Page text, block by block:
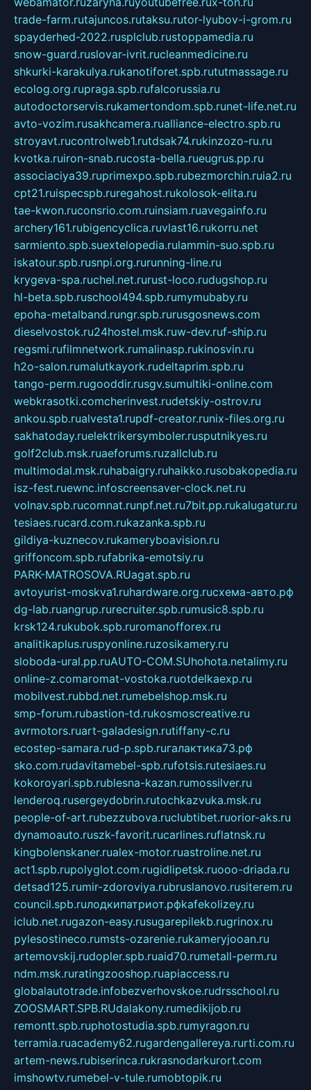
trade-farm.rutajuncos.rutaksu.rutor-lyubov-i-grom.ru
spayderhed-2022.rusplclub.rustoppamedia.ru
snow-guard.ruslovar-ivrit.rucleanmedicine.ru
shkurki-karakulya.rukanotiforet.spb.rututmassage.ru
ecolog.org.rupraga.spb.rufalcorussia.ru
autodoctorservis.rukamertondom.spb.runet-life.net.ru
avto-vozim.rusakhcamera.rualliance-electro.spb.ru
stroyavt.rucontrolweb1.rutdsak74.rukinzozo-ru.ru
kvotka.ruiron-snab.rucosta-bella.rueugrus.pp.ru
associaciya39.ruprimexpo.spb.rubezmorchin.ruia2.ru
cpt21.ruispecspb.ruregahost.rukolosok-elita.ru
tae-kwon.ruconsrio.com.ruinsiam.ruavegainfo.ru
archery161.rubigencyclica.ruvlast16.rukorru.net
sarmiento.spb.suextelopedia.rulammin-suo.spb.ru
iskatour.spb.rusnpi.org.rurunning-line.ru
krygeva-spa.ruchel.net.rurust-loco.rudugshop.ru
hl-beta.spb.ruschool494.spb.rumymubaby.ru
epoha-metalband.rungr.spb.rurusgosnews.com
dieselvostok.ru24hostel.msk.ruw-dev.ruf-ship.ru
regsmi.rufilmnetwork.rumalinasp.rukinosvin.ru
h2o-salon.rumalutkayork.rudeltaprim.spb.ru
tango-perm.rugooddir.rusgv.sumultiki-online.com
webkrasotki.comcherinvest.rudetskiy-ostrov.ru
ankou.spb.rualvesta1.rupdf-creator.runix-files.org.ru
sakhatoday.ruelektrikersymboler.rusputnikyes.ru
golf2club.msk.ruaeforums.ruzallclub.ru
multimodal.msk.ruhabaigry.ruhaikko.rusobakopedia.ru
isz-fest.ruewnc.infoscreensaver-clock.net.ru
volnav.spb.rucomnat.runpf.net.ru7bit.pp.rukalugatur.ru
tesiaes.rucard.com.rukazanka.spb.ru
gildiya-kuznecov.rukameryboavision.ru
griffoncom.spb.rufabrika-emotsiy.ru
PARK-MATROSOVA.RUagat.spb.ru
avtoyurist-moskva1.ruhardware.org.ruсхема-авто.рф
dg-lab.ruangrup.rurecruiter.spb.rumusic8.spb.ru
krsk124.rukubok.spb.ruromanofforex.ru
analitikaplus.ruspyonline.ruzosikamery.ru
sloboda-ural.pp.ruAUTO-COM.SUhohota.netalimy.ru
online-z.comaromat-vostoka.ruotdelkaexp.ru
mobilvest.rubbd.net.rumebelshop.msk.ru
smp-forum.rubastion-td.rukosmoscreative.ru
avrmotors.ruart-galadesign.rutiffany-c.ru
ecostep-samara.rud-p.spb.ruгалактика73.рф
sko.com.rudavitamebel-spb.rufotsis.rutesiaes.ru
kokoroyari.spb.rublesna-kazan.rumossilver.ru
lenderoq.rusergeydobrin.rutochkazvuka.msk.ru
people-of-art.rubezzubova.ruclubtibet.ruorior-aks.ru
dynamoauto.ruszk-favorit.rucarlines.ruflatnsk.ru
kingbolenskaner.rualex-motor.ruastroline.net.ru
act1.spb.rupolyglot.com.rugidlipetsk.ruooo-driada.ru
detsad125.rumir-zdoroviya.rubruslanovo.rusiterem.ru
council.spb.ruлодкипатриот.рфkafekolizey.ru
iclub.net.rugazon-easy.rusugarepilekb.rugrinox.ru
pylesostineco.rumsts-ozarenie.rukameryjooan.ru
artemovskij.rudopler.spb.ruaid70.rumetall-perm.ru
ndm.msk.ruratingzooshop.ruapiaccess.ru
globalautotrade.infobezverhovskoe.rudrsschool.ru
ZOOSMART.SPB.RUdalakony.rumedikijob.ru
remontt.spb.ruphotostudia.spb.rumyragon.ru
terramia.ruacademy62.rugardengallereya.rurti.com.ru
artem-news.rubiserinca.rukrasnodarkurort.com
imshowtv.rumebel-v-tule.rumobtopik.ru